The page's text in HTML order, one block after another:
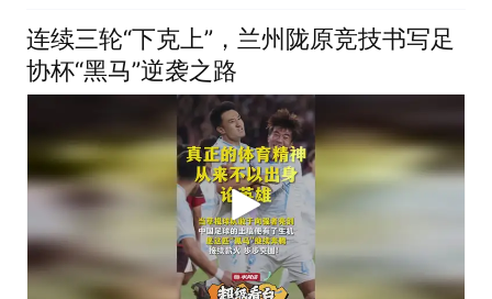
连续三轮“下克上”，兰州陇原竞技书写足
协杯“黑马”逆袭之路